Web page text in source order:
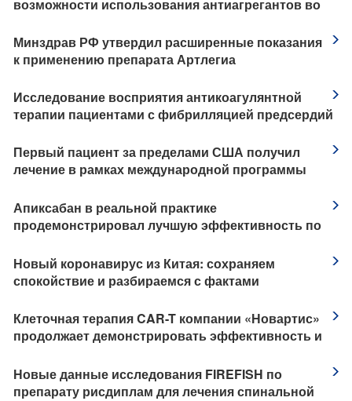
возможности использования антиагрегантов во
Минздрав РФ утвердил расширенные показания
к применению препарата Артлегиа
Исследование восприятия антикоагулянтной
терапии пациентами с фибрилляцией предсердий
Первый пациент за пределами США получил
лечение в рамках международной программы
препарата Кевзара® (сарилумаб) у пациентов с
тяжелой формой коронавирусной инфекции
COVID-19
Апиксабан в реальной практике
продемонстрировал лучшую эффективность по
предотвращению рецидива ВТЭ у пациентов с
активным раком
Новый коронавирус из Китая: сохраняем
спокойствие и разбираемся с фактами
Клеточная терапия CAR-T компании «Новартис»
продолжает демонстрировать эффективность и
Новые данные исследования FIREFISH по
препарату рисдиплам для лечения спинальной